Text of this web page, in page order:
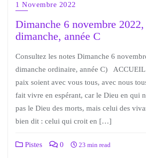
1 Novembre 2022
Dimanche 6 novembre 2022,
dimanche, année C
Consultez les notes Dimanche 6
dimanche ordinaire, année C) ACCUEIL
paix soient avec vous tous, avec nous
fait vivre en espérant, car le Dieu en qui
pas le Dieu des morts, mais celui des
bien dit : celui qui croit en […]
Pistes 0 23 min read